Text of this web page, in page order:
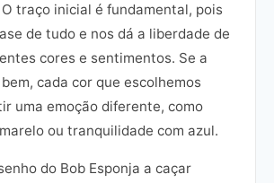
traço inicial é fundamental, pois
de tudo e nos dá a liberdade de
cores e sentimentos. Se a
cada cor que escolhemos
uma emoção diferente, como
ou tranquilidade com azul.
do Bob Esponja a caçar